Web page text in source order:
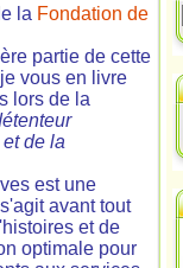
la Fondation de
partie de cette
vous en livre
lors de la
de la
est une
avant tout
et de
optimale pour